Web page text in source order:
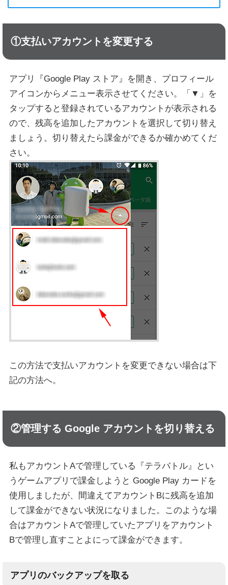
①支払いアカウントを変更する
アプリ『Google Play ストア』を開き、プロフィール
アイコンからメニュー表示させてください。「▼」を
タップすると登録されているアカウントが表示される
ので、残高を追加したアカウントを選択して切り替え
ましょう。切り替えたら課金ができるか確かめてくだ
さい。
この方法で支払いアカウントを変更できない場合は下
記の方法へ。
②管理する Google アカウントを切り替える
私もアカウントAで管理している『テラバトル』とい
うゲームアプリで課金しようと Google Play カードを
使用しましたが、間違えてアカウントBに残高を追加
して課金ができない状況になりました。このような場
合はアカウントAで管理していたアプリをアカウント
Bで管理し直すことよにって課金ができます。
アプリのバックアップを取る